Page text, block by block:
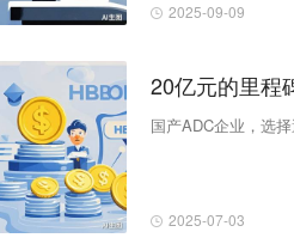
2025-09-09
20亿元的里程
国产ADC企业，选
2025-07-03